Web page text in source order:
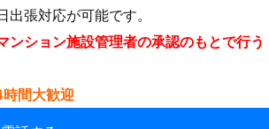
張対応が可能です。
ション施設管理者の承認のもとで行う
間大歓迎